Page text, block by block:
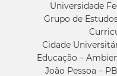
Universidade
Grupo de
Cidade
Educação –
João Pessoa –